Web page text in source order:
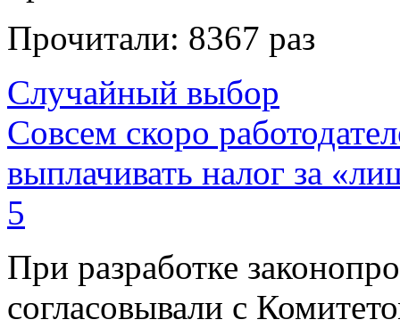
Прочитали: 8367 раз
Случайный выбор
Совсем скоро
выплачивать налог за
5
При разработке
согласовывали с